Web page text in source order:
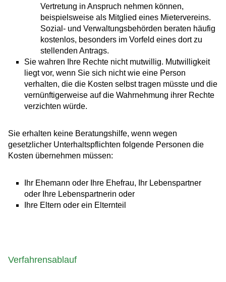
Vertretung in Anspruch nehmen können,
beispielsweise als Mitglied eines Mietervereins.
Sozial- und Verwaltungsbehörden beraten häufig
kostenlos, besonders im Vorfeld eines dort zu
stellenden Antrags.
Sie wahren Ihre Rechte nicht mutwillig. Mutwilligkeit
liegt vor, wenn Sie sich nicht wie eine Person
verhalten, die die Kosten selbst tragen müsste und die
vernünftigerweise auf die Wahrnehmung ihrer Rechte
verzichten würde.
Sie erhalten keine Beratungshilfe, wenn wegen
gesetzlicher Unterhaltspflichten folgende Personen die
Kosten übernehmen müssen:
Ihr Ehemann oder Ihre Ehefrau, Ihr Lebenspartner
oder Ihre Lebenspartnerin oder
Ihre Eltern oder ein Elternteil
Verfahrensablauf